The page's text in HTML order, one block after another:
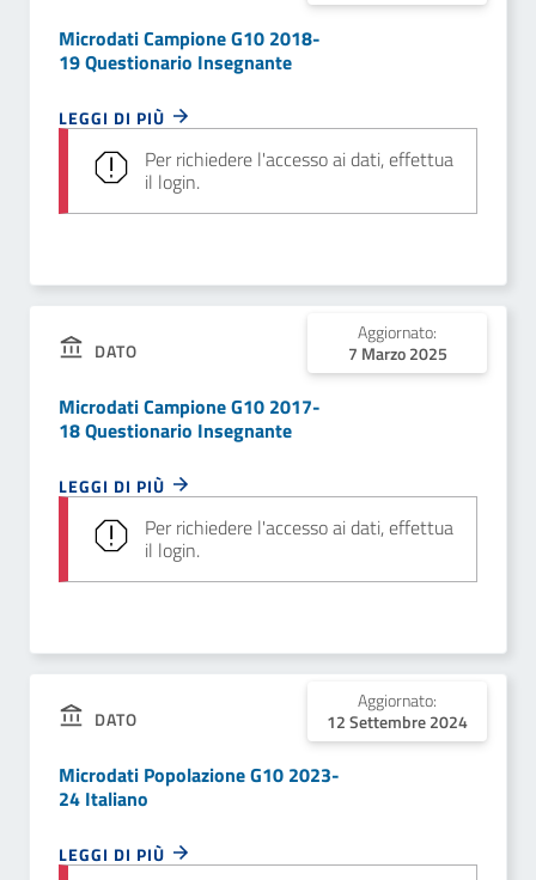
Microdati Campione G10 2018-
19 Questionario Insegnante
LEGGI DI PIÙ
Per richiedere l'accesso ai dati, effettua
il login.
DATO
Aggiornato:
7 Marzo 2025
Microdati Campione G10 2017-
18 Questionario Insegnante
LEGGI DI PIÙ
Per richiedere l'accesso ai dati, effettua
il login.
DATO
Aggiornato:
12 Settembre 2024
Microdati Popolazione G10 2023-
24 Italiano
LEGGI DI PIÙ